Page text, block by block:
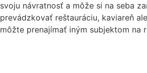
svoju návratnosť a môže si na seba
prevádzkovať reštauráciu, kaviareň
môžte prenajímať iným subjektom na